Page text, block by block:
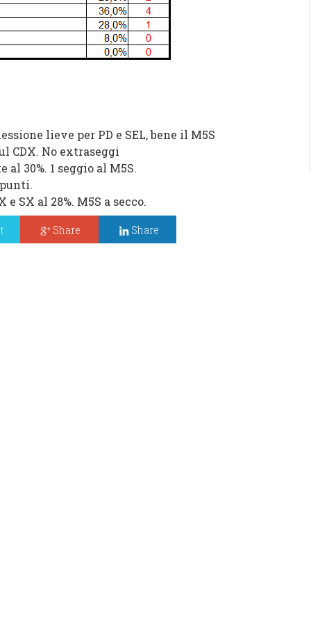
lieve per PD e SEL, bene il M5S
CDX. No extraseggi
30%. 1 seggio al M5S.
punti.
e SX al 28%. M5S a secco.
Share Share